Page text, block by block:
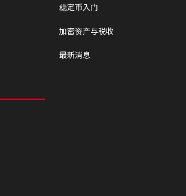
稳定币入门
加密资产与税收
最新消息